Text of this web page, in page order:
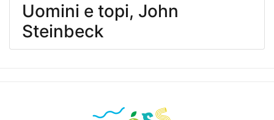
Uomini e topi, John
Steinbeck